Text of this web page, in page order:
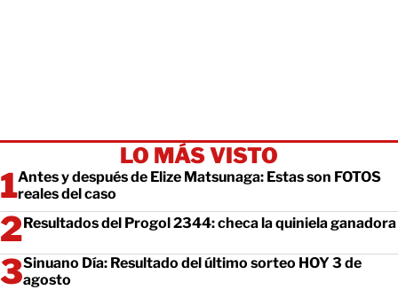
LO MÁS VISTO
Antes y después de Elize Matsunaga: Estas son FOTOS
reales del caso
Resultados del Progol 2344: checa la quiniela ganadora
Sinuano Día: Resultado del último sorteo HOY 3 de
agosto